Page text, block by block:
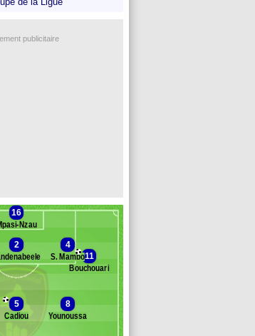
publicitaire
Rodez
16
Nzau
2
4
S. Mambo11
Bouchouari
5
Cadiou
8
Younoussa